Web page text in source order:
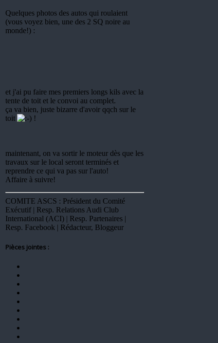
Quelques photos des autos qui roulaient
(vous voyez bien, une des 2 SQ noire au
monde!) :
et j'ai pu faire mes premiers longs kils avec la
tente de toit et le convoi au complet.
ça va bien, juste bizarre d'avoir qqch sur le
toit
!
maintenant, on va sortir le moteur dès que les
travaux sur le local seront terminés et
reprendre ce qui va pas sur l'auto!
Affaire à suivre!
COMITE ASCS : Président du Comité
Exécutif | Resp. Relations Audi Club
International (ACI) | Resp. Partenaires |
Resp. Facebook | Rédacteur, Bloggeur
Pièces jointes :